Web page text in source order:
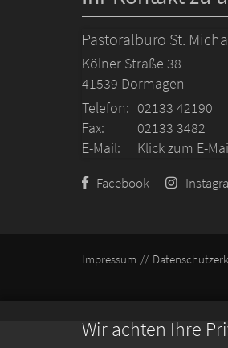
Wir achten Ihre
Pastoralbüro St.
Kölner Straße 38
41539 Dormagen
Telefon: 02133 42190
Fax:
02133 3482
E-Mail:
Klick zum E-
Facebook
Impressum